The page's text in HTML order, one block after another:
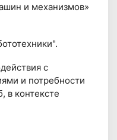
и механизмов»
с
и потребности
в контексте